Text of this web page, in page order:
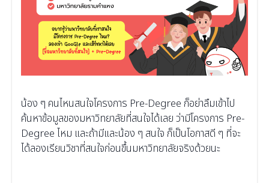
น้อง ๆ คนไหนสนใจโครงการ Pre-Degree ก็อย่าลืมเข้าไป
ค้นหาข้อมูลของมหาวิทยาลัยที่สนใจได้เลย ว่ามีโครงการ Pre-
Degree ไหม และถ้ามีและน้อง ๆ สนใจ ก็เป็นโอกาสดี ๆ ที่จะ
ได้ลองเรียนวิชาที่สนใจก่อนขึ้นมหาวิทยาลัยจริงด้วยนะ